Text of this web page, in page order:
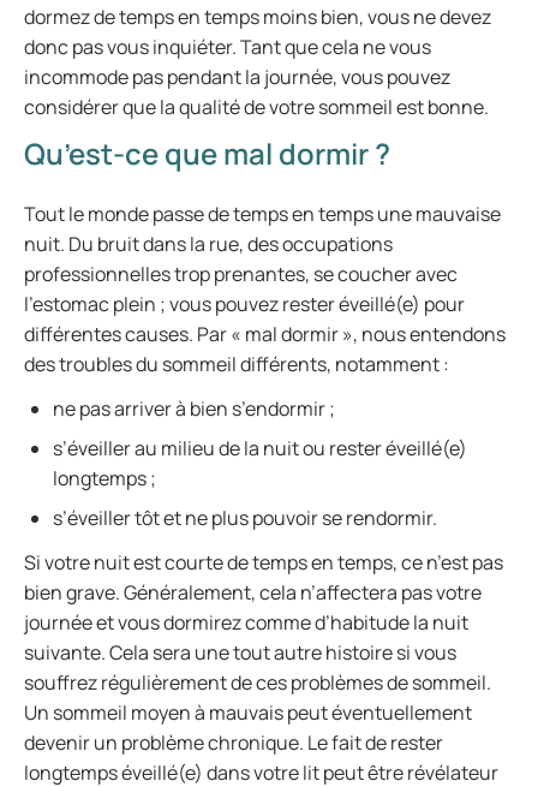
dormez de temps en temps moins bien, vous ne devez
donc pas vous inquiéter. Tant que cela ne vous
incommode pas pendant la journée, vous pouvez
considérer que la qualité de votre sommeil est bonne.
Qu’est-ce que mal dormir ?
Tout le monde passe de temps en temps une mauvaise
nuit. Du bruit dans la rue, des occupations
professionnelles trop prenantes, se coucher avec
l’estomac plein ; vous pouvez rester éveillé(e) pour
différentes causes. Par « mal dormir », nous entendons
des troubles du sommeil différents, notamment :
ne pas arriver à bien s’endormir ;
s’éveiller au milieu de la nuit ou rester éveillé(e)
longtemps ;
s’éveiller tôt et ne plus pouvoir se rendormir.
Si votre nuit est courte de temps en temps, ce n’est pas
bien grave. Généralement, cela n’affectera pas votre
journée et vous dormirez comme d’habitude la nuit
suivante. Cela sera une tout autre histoire si vous
souffrez régulièrement de ces problèmes de sommeil.
Un sommeil moyen à mauvais peut éventuellement
devenir un problème chronique. Le fait de rester
longtemps éveillé(e) dans votre lit peut être révélateur